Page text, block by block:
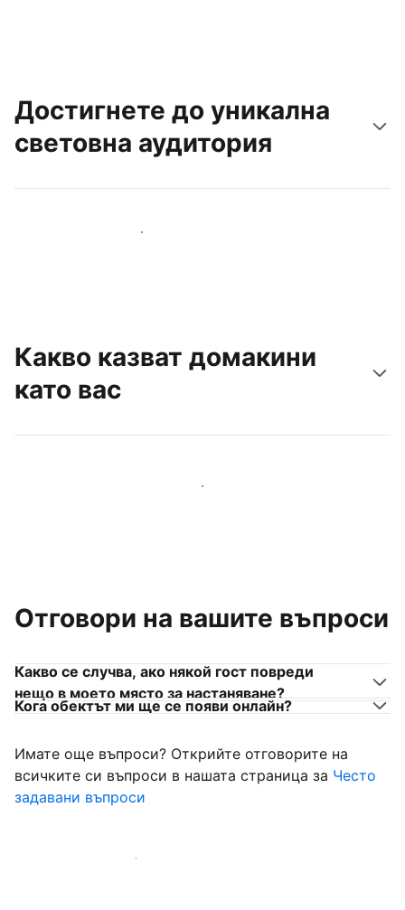
Достигнете до уникална
световна аудитория
Достигнете до нови гости днес
Какво казват домакини
като вас
Отговори на вашите въпроси
Какво се случва, ако някой гост повреди
нещо в моето място за настаняване?
Кога обектът ми ще се появи онлайн?
Имате още въпроси? Открийте отговорите на
всичките си въпроси в нашата страница за Често
задавани въпроси
Започнете да приемате гости